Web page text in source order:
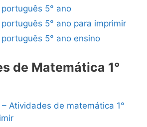
5° ano
5° ano para imprimir
5° ano ensino
de Matemática 1°
– Atividades de matemática 1°